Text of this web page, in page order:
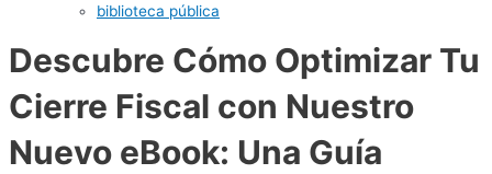
biblioteca pública
Descubre Cómo Optimizar Tu
Cierre Fiscal con Nuestro
Nuevo eBook: Una Guía